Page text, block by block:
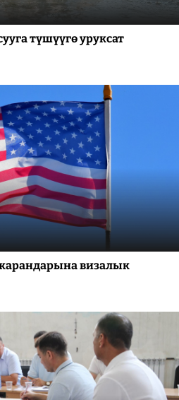
түшүүгө уруксат
визалык